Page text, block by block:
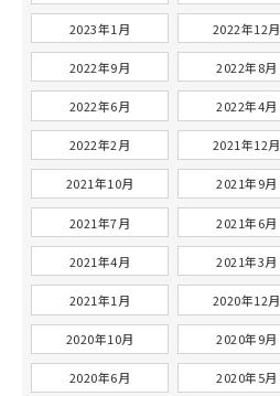
2023年1月 2022年12月
2022年9月 2022年8月
2022年6月 2022年4月
2022年2月 2021年12月
2021年10月 2021年9月
2021年7月 2021年6月
2021年4月 2021年3月
2021年1月 2020年12月
2020年10月 2020年9月
2020年6月 2020年5月